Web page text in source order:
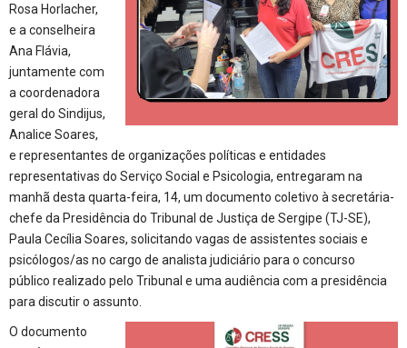
Rosa Horlacher,
e a conselheira
Ana Flávia,
juntamente com
a coordenadora
geral do Sindijus,
Analice Soares,
e representantes de organizações políticas e entidades
representativas do Serviço Social e Psicologia, entregaram na
manhã desta quarta-feira, 14, um documento coletivo à secretária-
chefe da Presidência do Tribunal de Justiça de Sergipe (TJ-SE),
Paula Cecília Soares, solicitando vagas de assistentes sociais e
psicólogos/as no cargo de analista judiciário para o concurso
público realizado pelo Tribunal e uma audiência com a presidência
para discutir o assunto.
O documento